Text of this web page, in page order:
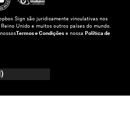
Sign são juridicamente vinculativas nos
Unido e muitos outros países do mundo.
Termos e Condições e nossa Política de